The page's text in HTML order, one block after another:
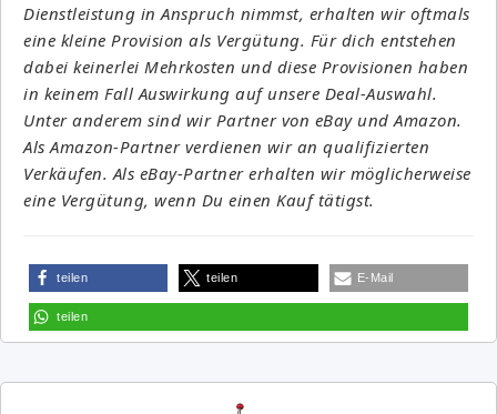
Dienstleistung in Anspruch nimmst, erhalten wir oftmals
eine kleine Provision als Vergütung. Für dich entstehen
dabei keinerlei Mehrkosten und diese Provisionen haben
in keinem Fall Auswirkung auf unsere Deal-Auswahl.
Unter anderem sind wir Partner von eBay und Amazon.
Als Amazon-Partner verdienen wir an qualifizierten
Verkäufen. Als eBay-Partner erhalten wir möglicherweise
eine Vergütung, wenn Du einen Kauf tätigst.
teilen teilen E-Mail
teilen